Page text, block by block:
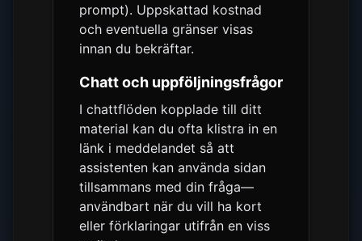
prompt). Uppskattad kostnad
och eventuella gränser visas
innan du bekräftar.
Chatt och uppföljningsfrågor
I chattflöden kopplade till ditt
material kan du ofta klistra in en
länk i meddelandet så att
assistenten kan använda sidan
tillsammans med din fråga—
användbart när du vill ha kort
eller förklaringar utifrån en viss